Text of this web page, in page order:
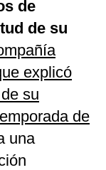
de
de su
explicó
su
de
una